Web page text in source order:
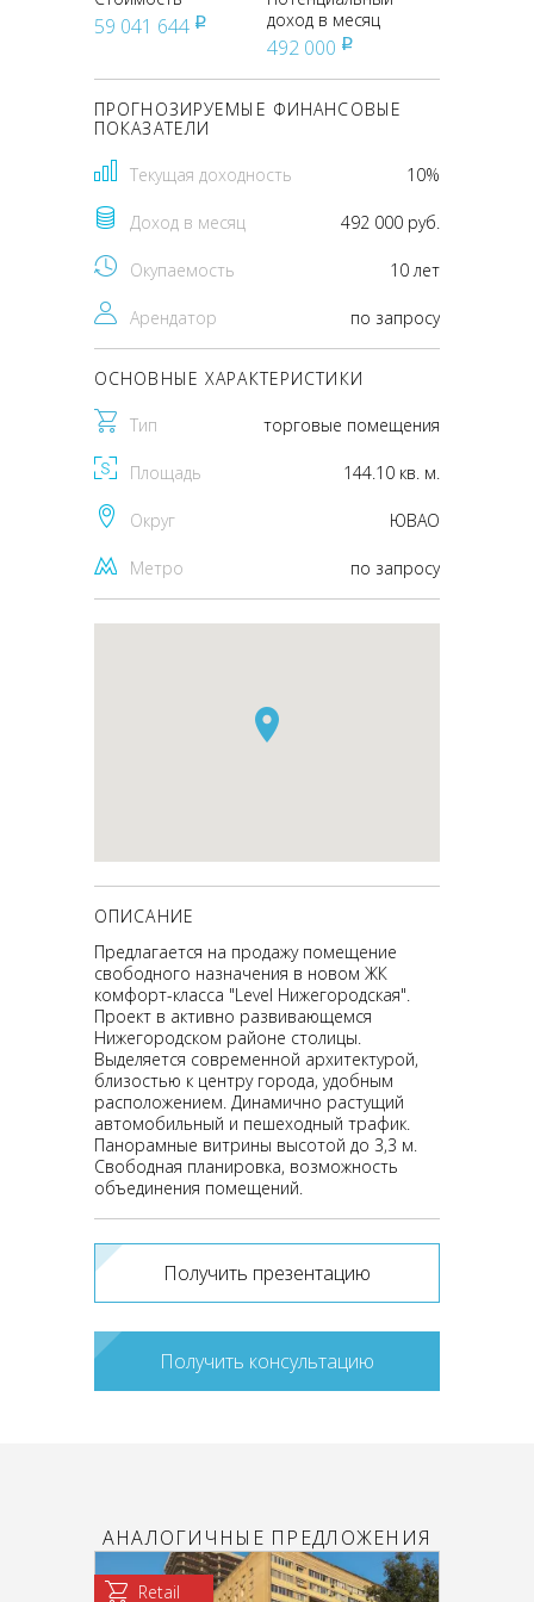
59 041 644 pуб
доход в месяц
492 000 pуб
ПРОГНОЗИРУЕМЫЕ ФИНАНСОВЫЕ
ПОКАЗАТЕЛИ
Текущая доходность 10%
Доход в месяц 492 000 руб.
Окупаемость 10 лет
Арендатор по запросу
ОСНОВНЫЕ ХАРАКТЕРИСТИКИ
Тип торговые помещения
Площадь 144.10 кв. м.
Округ ЮВАО
Метро по запросу
ОПИСАНИЕ
Предлагается на продажу помещение
свободного назначения в новом ЖК
комфорт-класса "Level Нижегородская".
Проект в активно развивающемся
Нижегородском районе столицы.
Выделяется современной архитектурой,
близостью к центру города, удобным
расположением. Динамично растущий
автомобильный и пешеходный трафик.
Панорамные витрины высотой до 3,3 м.
Свободная планировка, возможность
объединения помещений.
Получить презентацию
Получить консультацию
АНАЛОГИЧНЫЕ ПРЕДЛОЖЕНИЯ
Retail